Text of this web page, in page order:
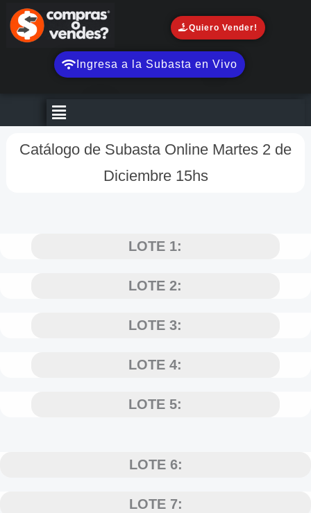
contenido
Quiero Vender!
Ingresa a la Subasta en Vivo
Menú
Catálogo de Subasta Online Martes 2 de
Diciembre 15hs
LOTE 1:
LOTE 2:
LOTE 3:
LOTE 4:
LOTE 5:
LOTE 6:
LOTE 7: